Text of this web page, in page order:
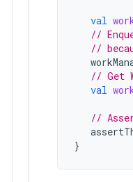
val
//
//
// Get
val
//
}